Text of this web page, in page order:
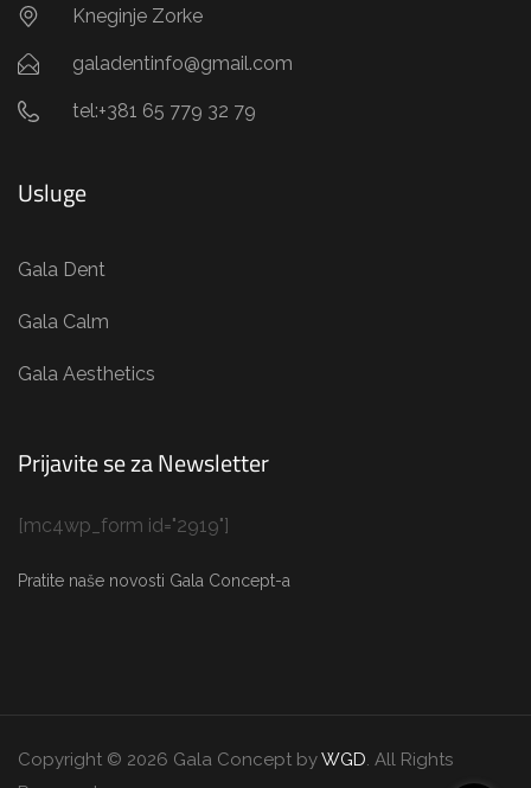
Kneginje Zorke
galadentinfo@gmail.com
tel:+381 65 779 32 79
Usluge
Gala Dent
Gala Calm
Gala Aesthetics
Prijavite se za Newsletter
[mc4wp_form id="2919"]
Pratite naše novosti Gala Concept-a
Copyright © 2026 Gala Concept byWGD. All Rights